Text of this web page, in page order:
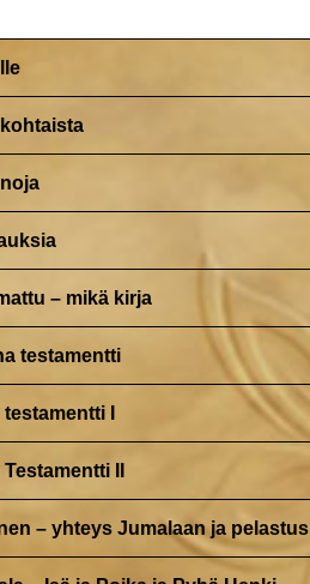
– mikä kirja
testamentti
I
II
– yhteys Jumalaan ja pelastus